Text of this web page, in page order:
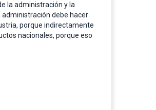
la administración y la
debe hacer
porque indirectamente
nacionales, porque eso